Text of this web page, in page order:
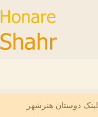
لینک دوستان هنرشهر